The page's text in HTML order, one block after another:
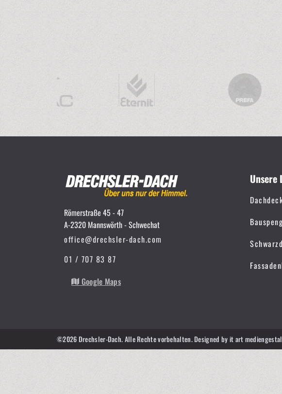
Römerstraße 45 - 47
A-2320 Mannswörth - Schwechat
office@drechsler-dach.com
01 / 707 83 87
Google Maps
Unsere
©2026 Drechsler-Dach. Alle Rechte vorbehalten.Designed byit art